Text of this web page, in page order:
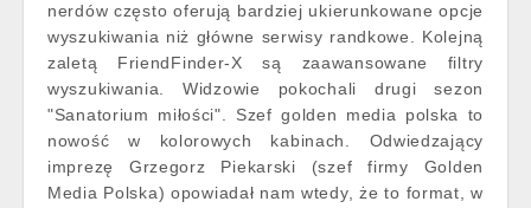
nerdów często oferują bardziej ukierunkowane opcje
wyszukiwania niż główne serwisy randkowe. Kolejną
zaletą FriendFinder-X są zaawansowane filtry
wyszukiwania. Widzowie pokochali drugi sezon
"Sanatorium miłości". Szef golden media polska to
nowość w kolorowych kabinach. Odwiedzający
imprezę Grzegorz Piekarski (szef firmy Golden
Media Polska) opowiadał nam wtedy, że to format, w